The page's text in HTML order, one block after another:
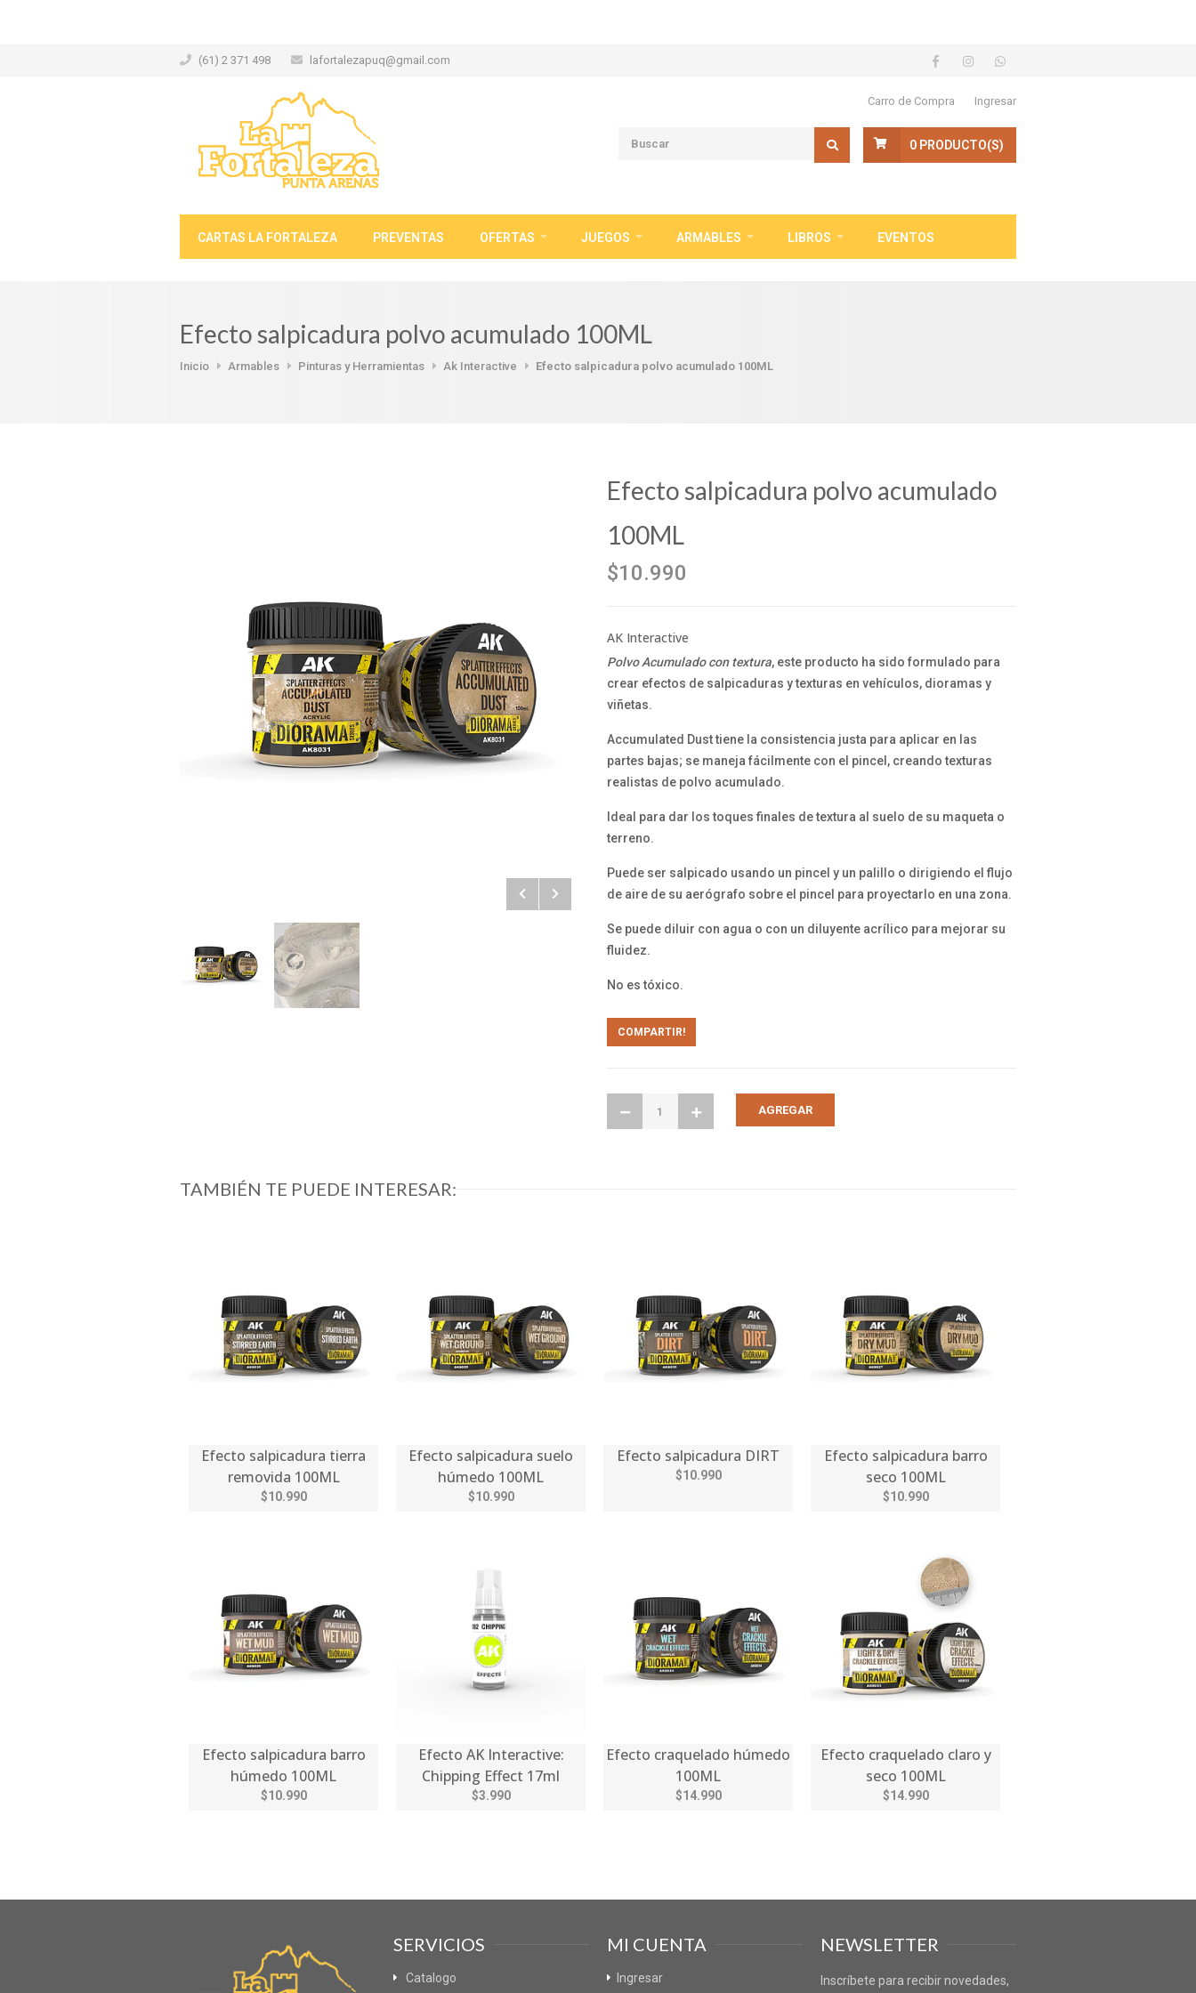
(61) 2 371 498 lafortalezapuq@gmail.com
Carro de Compra Ingresar
0 PRODUCTO(S)
CARTAS LA FORTALEZA PREVENTAS OFERTAS JUEGOS ARMABLES LIBROS EVENTOS
Efecto salpicadura polvo acumulado 100ML
Inicio Armables Pinturas y Herramientas Ak Interactive Efecto salpicadura polvo acumulado 100ML
Efecto salpicadura polvo acumulado
100ML
$10.990
AK Interactive
Polvo Acumulado con textura, este producto ha sido formulado para
crear efectos de salpicaduras y texturas en vehículos, dioramas y
viñetas.
Accumulated Dust tiene la consistencia justa para aplicar en las
partes bajas; se maneja fácilmente con el pincel, creando texturas
realistas de polvo acumulado.
Ideal para dar los toques finales de textura al suelo de su maqueta o
terreno.
Puede ser salpicado usando un pincel y un palillo o dirigiendo el flujo
de aire de su aerógrafo sobre el pincel para proyectarlo en una zona.
Se puede diluir con agua o con un diluyente acrílico para mejorar su
fluidez.
No es tóxico.
COMPARTIR!
TAMBIÉN TE PUEDE INTERESAR:
Efecto salpicadura tierra
removida 100ML
$10.990
Efecto salpicadura suelo
húmedo 100ML
$10.990
Efecto salpicadura DIRT
$10.990
Efecto salpicadura barro
seco 100ML
$10.990
Efecto salpicadura barro
húmedo 100ML
$10.990
Efecto AK Interactive:
Chipping Effect 17ml
$3.990
Efecto craquelado húmedo
100ML
$14.990
Efecto craquelado claro y
seco 100ML
$14.990
SERVICIOS
Catalogo
MI CUENTA
Ingresar
NEWSLETTER
Inscríbete para recibir novedades,